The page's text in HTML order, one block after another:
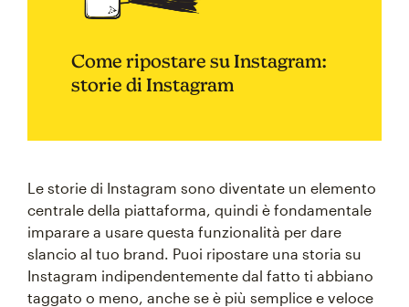
Come ripostare su Instagram:
storie di Instagram
Le storie di Instagram sono diventate un elemento
centrale della piattaforma, quindi è fondamentale
imparare a usare questa funzionalità per dare
slancio al tuo brand. Puoi ripostare una storia su
Instagram indipendentemente dal fatto ti abbiano
taggato o meno, anche se è più semplice e veloce